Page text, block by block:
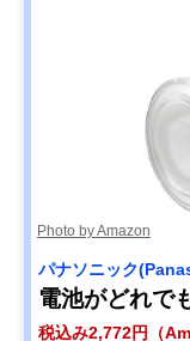
Photo by Amazon
パナソニック
電池がどれで
税込み2,772円（